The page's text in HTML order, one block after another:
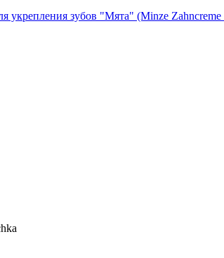
укрепления зубов "Мята" (Minze